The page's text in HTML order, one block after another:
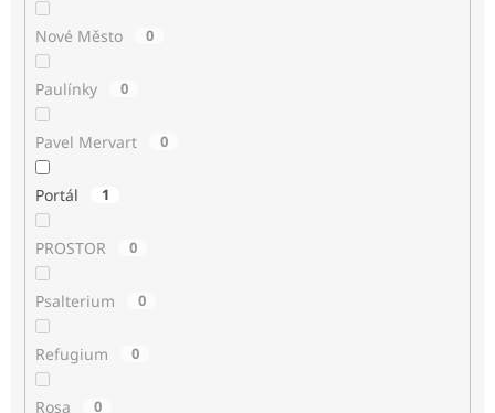
Nové Město 0
Paulínky 0
Pavel Mervart 0
Portál 1
PROSTOR 0
Psalterium 0
Refugium 0
Rosa 0